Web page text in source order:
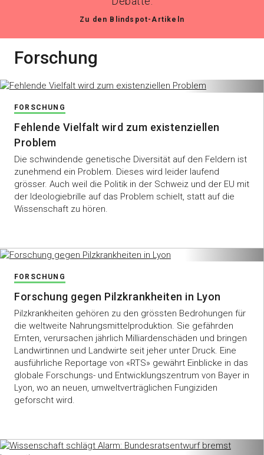
Zu den Blindspot-Artikeln
Forschung
FORSCHUNG
Fehlende Vielfalt wird zum existenziellen
Problem
Die schwindende genetische Diversität auf den Feldern ist
zunehmend ein Problem. Dieses wird leider laufend
grösser. Auch weil die Politik in der Schweiz und der EU mit
der Ideologiebrille auf das Problem schielt, statt auf die
Wissenschaft zu hören.
FORSCHUNG
Forschung gegen Pilzkrankheiten in Lyon
Pilzkrankheiten gehören zu den grössten Bedrohungen für
die weltweite Nahrungsmittelproduktion. Sie gefährden
Ernten, verursachen jährlich Milliardenschäden und bringen
Landwirtinnen und Landwirte seit jeher unter Druck. Eine
ausführliche Reportage von «RTS» gewährt Einblicke in das
globale Forschungs- und Entwicklungszentrum von Bayer in
Lyon, wo an neuen, umweltverträglichen Fungiziden
geforscht wird.